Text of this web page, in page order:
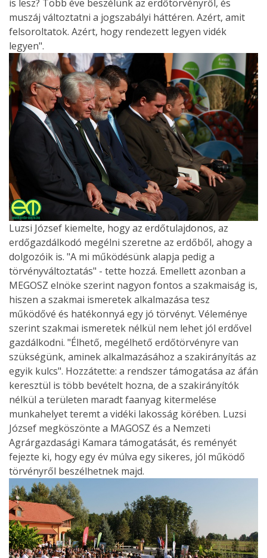
is lesz? Több éve beszélünk az erdőtörvényről, és
muszáj változtatni a jogszabályi háttéren. Azért, amit
felsoroltatok. Azért, hogy rendezett legyen vidék
legyen".
Luzsi József kiemelte, hogy az erdőtulajdonos, az
erdőgazdálkodó megélni szeretne az erdőből, ahogy a
dolgozóik is. "A mi működésünk alapja pedig a
törvényváltoztatás" - tette hozzá. Emellett azonban a
MEGOSZ elnöke szerint nagyon fontos a szakmaiság is,
hiszen a szakmai ismeretek alkalmazása tesz
működővé és hatékonnyá egy jó törvényt. Véleménye
szerint szakmai ismeretek nélkül nem lehet jól erdővel
gazdálkodni. "Élhető, megélhető erdőtörvényre van
szükségünk, aminek alkalmazásához a szakirányítás az
egyik kulcs". Hozzátette: a rendszer támogatása az áfán
keresztül is több bevételt hozna, de a szakirányítók
nélkül a területen maradt faanyag kitermelése
munkahelyet teremt a vidéki lakosság körében. Luzsi
József megköszönte a MAGOSZ és a Nemzeti
Agrárgazdasági Kamara támogatását, és reményét
fejezte ki, hogy egy év múlva egy sikeres, jól működő
törvényről beszélhetnek majd.